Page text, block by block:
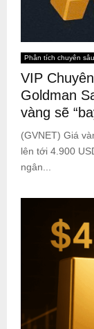
Phân tích chuyên
VIP
Goldman
vàng sẽ
(GVNET) Giá
lên tới 4.900
ngân...